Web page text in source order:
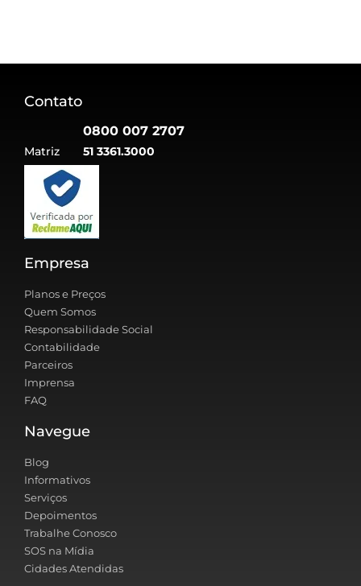
Contato
0800 007 2707
Matriz 51 3361.3000
Empresa
Planos e Preços
Quem Somos
Responsabilidade Social
Contabilidade
Parceiros
Imprensa
FAQ
Navegue
Blog
Informativos
Serviços
Depoimentos
Trabalhe Conosco
SOS na Mídia
Cidades Atendidas